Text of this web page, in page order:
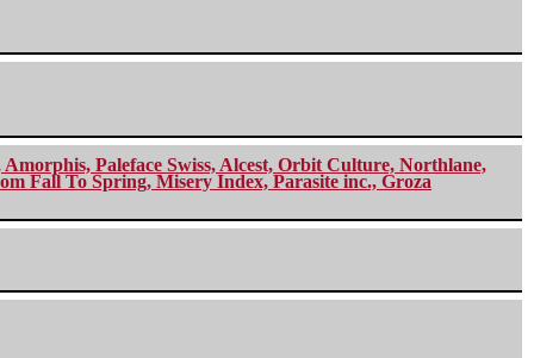
Paleface Swiss, Alcest, Orbit Culture, Northlane,
Fall To Spring, Misery Index, Parasite inc., Groza